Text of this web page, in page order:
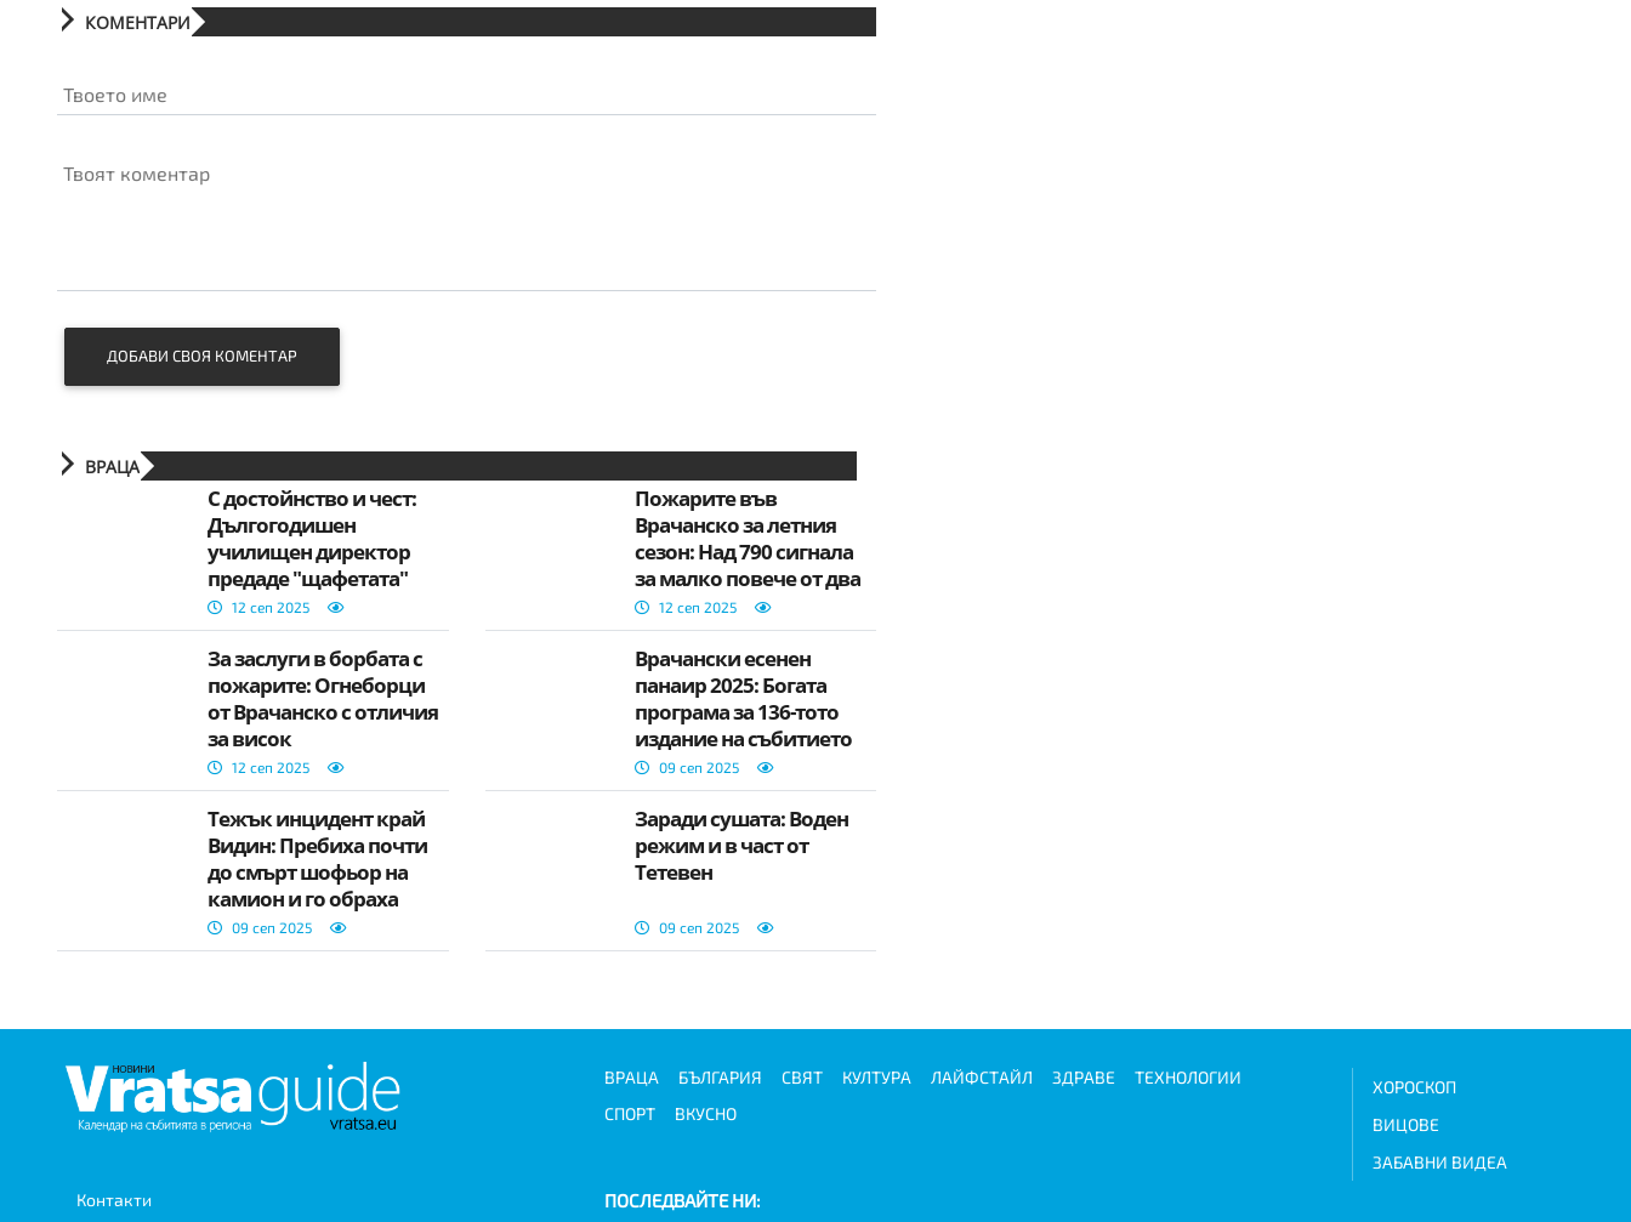
КОМЕНТАРИ
Твоето име
Твоят коментар
ДОБАВИ СВОЯ КОМЕНТАР
ВРАЦА
С достойнство и чест:
Дългогодишен
училищен директор
предаде "щафетата"
12 сеп 2025
Пожарите във
Врачанско за летния
сезон: Над 790 сигнала
за малко повече от два
месеца
12 сеп 2025
За заслуги в борбата с
пожарите: Огнеборци
от Врачанско с отличия
за висок
професионализъм
12 сеп 2025
Врачански есенен
панаир 2025: Богата
програма за 136-тото
издание на събитието
09 сеп 2025
Тежък инцидент край
Видин: Пребиха почти
до смърт шофьор на
камион и го обраха
09 сеп 2025
Заради сушата: Воден
режим и в част от
Тетевен
09 сеп 2025
Контакти
ВРАЦА БЪЛГАРИЯ СВЯТ КУЛТУРА ЛАЙФСТАЙЛ ЗДРАВЕ
ТЕХНОЛОГИИ
СПОРТ
ВКУСНО
ПОСЛЕДВАЙТЕ НИ:
ХОРОСКОП
ВИЦОВЕ
ЗАБАВНИ ВИДЕА